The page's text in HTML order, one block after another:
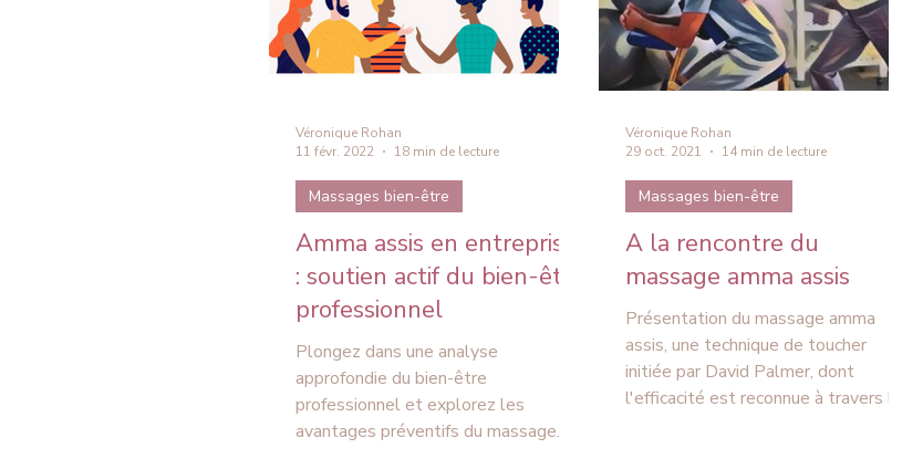
Amma assis en entreprise
: soutien actif du bien-être
professionnel
Plongez dans une analyse
approfondie du bien-être
professionnel et explorez les
avantages préventifs du massage
Massages bien-être
Véronique Rohan
11 févr. 2022
18 min de lecture
A la rencontre du
massage amma assis
Présentation du massage amma
assis, une technique de toucher
initiée par David Palmer, dont
l'efficacité est reconnue à travers le
Massages bien-être
Véronique Rohan
29 oct. 2021
14 min de lecture